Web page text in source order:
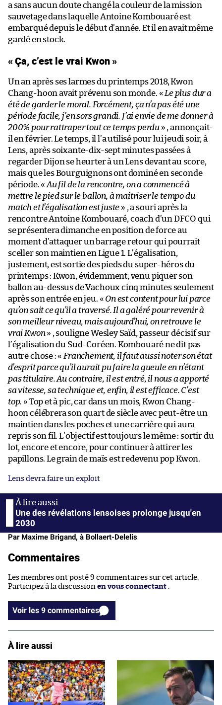
a sans aucun doute changé la couleur de la mission
sauvetage dans laquelle Antoine Kombouaré est
embarqué depuis le début d’année. Et il en avait même
gardé en stock.
« Ça, c’est le vrai Kwon »
Un an après ses larmes du printemps 2018, Kwon
Chang-hoon avait prévenu son monde. « Le plus dur a
été de garder le moral. Forcément, ça n’a pas été une
période facile, j’en sors grandi. J’ai envie de me donner à
200% pour rattraper tout ce temps perdu» , annonçait-
il en février. Le temps, il l’a utilisé pour lui jeudi soir, à
Lens, après soixante-dix-sept minutes passées à
regarder Dijon se heurter à un Lens devant au score,
mais que les Bourguignons ont dominé en seconde
période. «Au fil de la rencontre, on a commencé à
mettre le pied sur le ballon, à maîtriser le tempo du
match et l’égalisation est juste » , a souri après la
rencontre Antoine Kombouaré, coach d’un DFCO qui
se présentera dimanche en position de force au
moment d’attaquer un barrage retour qui pourrait
sceller son maintien en Ligue 1. L’égalisation,
justement, est sortie des pieds du super-héros du
printemps : Kwon, évidemment, venu piquer son
ballon au-dessus de Vachoux cinq minutes seulement
après son entrée en jeu. « On est content pour lui parce
qu’on sait ce qu’il a traversé. Il a galéré pour revenir à
son meilleur niveau, mais aujourd’hui, on retrouve le
vrai Kwon» , souligne Wesley Saïd, passeur décisif sur
l’égalisation du Sud-Coréen. Kombouaré ne dit pas
autre chose : « Franchement, il faut aussi noter son état
d’esprit parce qu’il aurait pu faire la gueule en n’étant
pas titulaire. Au contraire, il est entré, il nous a apporté
sa vitesse, sa technique et, enfin, il est efficace. C’est
top. » Top et à pic, car dans un mois, Kwon Chang-
hoon célébrera son quart de siècle avec peut-être un
maintien dans les poches et une carrière qui aura
repris son fil. L’objectif est toujours le même : sortir du
lot, encore et encore, pour continuer à attirer les
papillons. Le grain de maïs est redevenu pop Kwon.
Lens devra faire un exploit
Une des révélations lensoises prolonge jusqu'en
2030
Par Maxime Brigand, à Bollaert-Delelis
Commentaires
Les membres ont posté 9 commentaires sur cet article.
Participez à la discussion en vous connectant
Voir les 9 commentaires
À lire aussi